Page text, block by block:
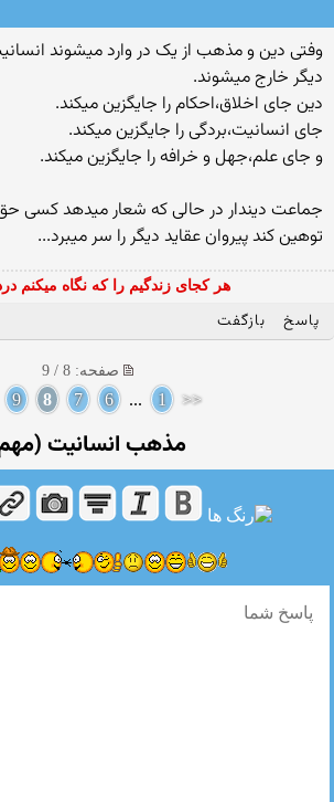
وفتی دین و مذهب از یک در وارد میشوند
دیگر خارج میشوند.
دین جای اخلاق،احکام را جایگزین میکند.
جای انسانیت،بردگی را جایگزین میکند.
و جای علم،جهل و خرافه را جایگزین میکند.
جماعت دیندار در حالی که شعار میدهد کسی
توهین کند پیروان عقاید دیگر را سر میبرد...
هر کجای زندگیم را که نگاه میکنم
پاسخ بازگفت
صفحه: 8 / 9
<<
1
...
6
7
8
9
مذهب انسانیت